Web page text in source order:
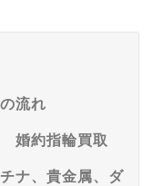
流れ
婚約指輪買取
ナ、貴金属、ダ